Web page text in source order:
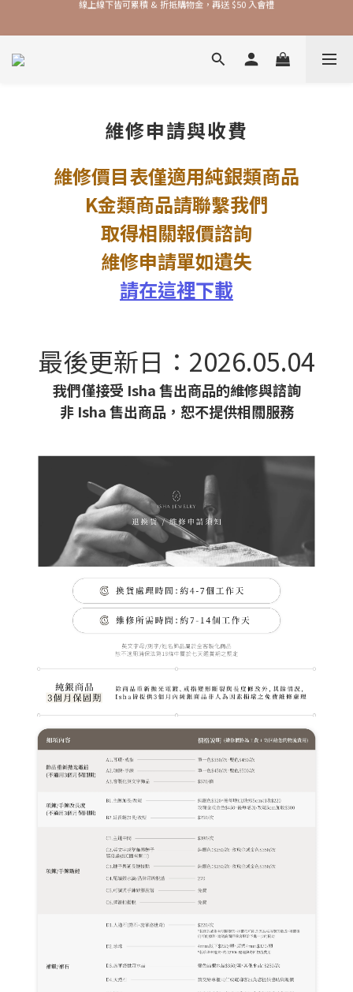
維修申請與收費
維修價目表僅適用純銀類商品
K金類商品請聯繫我們
取得相關報價諮詢
維修申請單如遺失
請在這裡下載
最後更新日：2026.05.04
我們僅接受 Isha 售出商品的維修與諮詢
非 Isha 售出商品，恕不提供相關服務